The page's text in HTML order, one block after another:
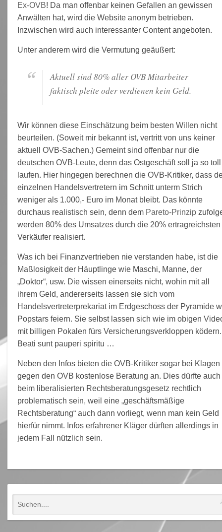
Ex-OVB! Da man offenbar keinen Gefallen an gewissen
Anwälten hat, wird die Website anonym betrieben.
Inzwischen wird auch interessanter Content angeboten.
Unter anderem wird die Vermutung geäußert:
Aktuell sind 80% aller OVB Mitarbeiter
faktisch pleite oder verdienen kein Geld.
Wir können diese Einschätzung beim besten Willen nicht
beurteilen. (Soweit mir bekannt ist, vertritt von uns keiner
aktuell OVB-Sachen.) Gemeint sind offenbar nur die
deutschen OVB-Leute, denn das Ostgeschäft soll ja so toll
laufen. Hier hingegen berechnen die OVB-Kritiker, dass
einzelnen Handelsvertretern im Schnitt unterm Strich
weniger als 1.000,- Euro im Monat bleibt. Das könnte
durchaus realistisch sein, denn dem Pareto-Prinzip
werden 80% des Umsatzes durch die 20% ertragreichsten
Verkäufer realisiert.
Was ich bei Finanzvertrieben nie verstanden habe, ist die
Maßlosigkeit der Häuptlinge wie Maschi, Manne, der
„Doktor“, usw. Die wissen einerseits nicht, wohin mit all
ihrem Geld, andererseits lassen sie sich vom
Handelsvertreterprekariat im Erdgeschoss der Pyramide
Popstars feiern. Sie selbst lassen sich wie im obigen
mit billigen Pokalen fürs Versicherungsverkloppen ködern.
Beati sunt pauperi spiritu …
Neben den Infos bieten die OVB-Kritiker sogar bei Klagen
gegen den OVB kostenlose Beratung an. Dies dürfte auch
beim liberalisierten Rechtsberatungsgesetz rechtlich
problematisch sein, weil eine „geschäftsmäßige
Rechtsberatung“ auch dann vorliegt, wenn man kein Geld
hierfür nimmt. Infos erfahrener Kläger dürften allerdings in
jedem Fall nützlich sein.